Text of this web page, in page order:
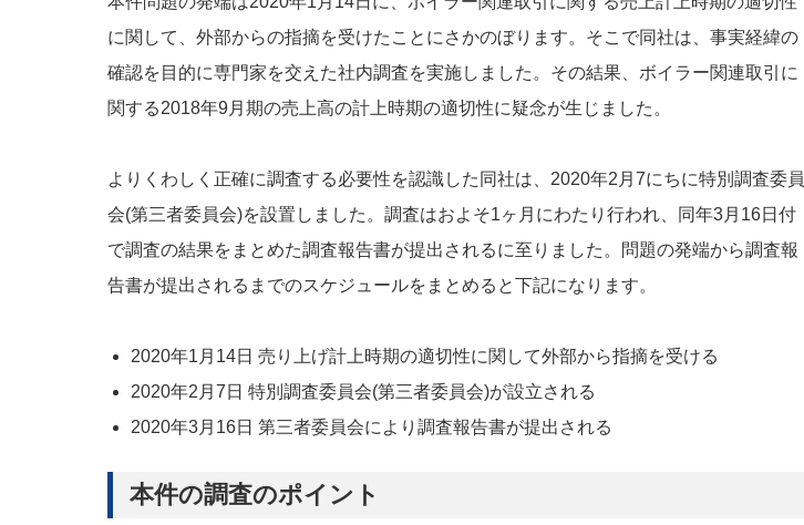
に関して、外部からの指摘を受けたことにさかのぼります。そこで同社は、事実経緯の
確認を目的に専門家を交えた社内調査を実施しました。その結果、ボイラー関連取引に
関する2018年9月期の売上高の計上時期の適切性に疑念が生じました。
よりくわしく正確に調査する必要性を認識した同社は、2020年2月7にちに特別調査委員
会(第三者委員会)を設置しました。調査はおよそ1ヶ月にわたり行われ、同年3月16日付
で調査の結果をまとめた調査報告書が提出されるに至りました。問題の発端から調査報
告書が提出されるまでのスケジュールをまとめると下記になります。
2020年1月14日 売り上げ計上時期の適切性に関して外部から指摘を受ける
2020年2月7日 特別調査委員会(第三者委員会)が設立される
2020年3月16日 第三者委員会により調査報告書が提出される
本件の調査のポイント